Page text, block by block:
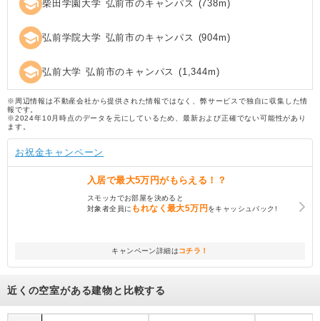
柴田学園大学 弘前市のキャンパス (738m)
school 弘前学院大学 弘前市のキャンパス (904m)
school 弘前大学 弘前市のキャンパス (1,344m)
※周辺情報は不動産会社から提供された情報ではなく、弊サービスで独自に収集した情
報です。
※2024年10月時点のデータを元にしているため、最新および正確でない可能性があり
ます。
お祝金キャンペーン
入居で最大5万円がもらえる！？
スモッカでお部屋を決めると
対象者全員に もれなく最大5万円をキャッシュバック!
キャンペーン詳細はコチラ！
近くの空室がある建物と比較する